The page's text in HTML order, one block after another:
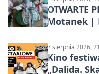
OTWARTE
Motanek |
7 sierpnia 2026,
Kino
„Dalida.